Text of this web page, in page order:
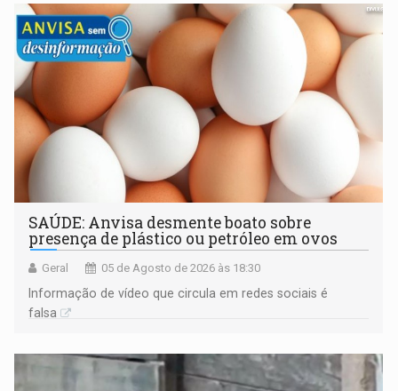
SAÚDE: Anvisa desmente boato sobre
presença de plástico ou petróleo em ovos
Geral 05 de Agosto de 2026 às 18:30
Informação de vídeo que circula em redes sociais é
falsa